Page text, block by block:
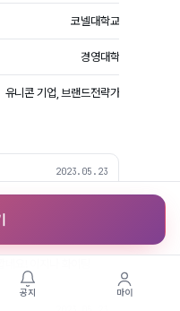
코넬대학교
경영대학
유니콘 기업, 브랜드전략가
2023.05.23
요! 이지나 화이팅
공지 마이